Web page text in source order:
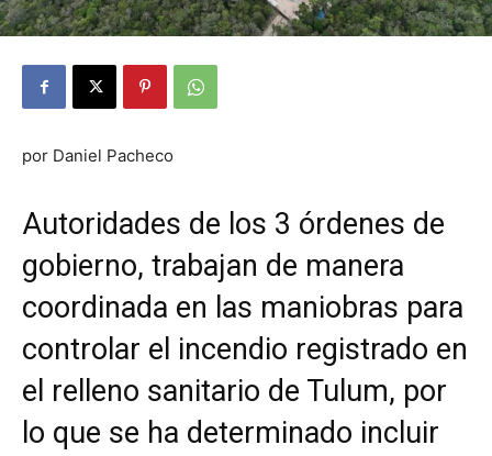
por Daniel Pacheco
Autoridades de los 3 órdenes de
gobierno, trabajan de manera
coordinada en las maniobras para
controlar el incendio registrado en
el relleno sanitario de Tulum, por
lo que se ha determinado incluir